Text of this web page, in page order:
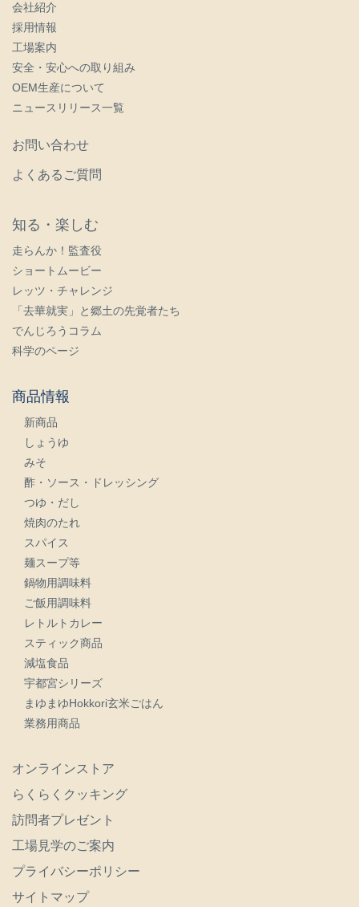
会社紹介
採用情報
工場案内
安全・安心への取り組み
OEM生産について
ニュースリリース一覧
お問い合わせ
よくあるご質問
知る・楽しむ
走らんか！監査役
ショートムービー
レッツ・チャレンジ
「去華就実」と郷土の先覚者たち
でんじろうコラム
科学のページ
商品情報
新商品
しょうゆ
みそ
酢・ソース・ドレッシング
つゆ・だし
焼肉のたれ
スパイス
麺スープ等
鍋物用調味料
ご飯用調味料
レトルトカレー
スティック商品
減塩食品
宇都宮シリーズ
まゆまゆHokkori玄米ごはん
業務用商品
オンラインストア
らくらくクッキング
訪問者プレゼント
工場見学のご案内
プライバシーポリシー
サイトマップ